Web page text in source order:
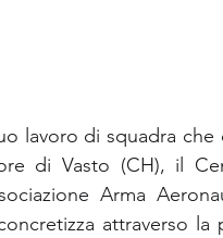
lavoro di squadra
di Vasto (CH), il
Arma
attraverso